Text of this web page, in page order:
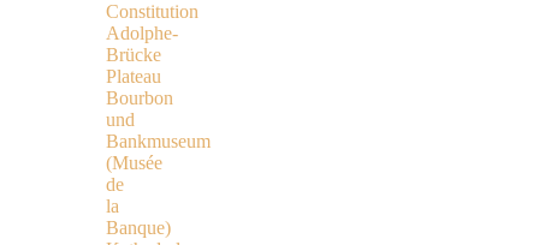
Constitution
Adolphe-
Brücke
Plateau
Bourbon
und
Bankmuseum
(Musée
de
la
Banque)